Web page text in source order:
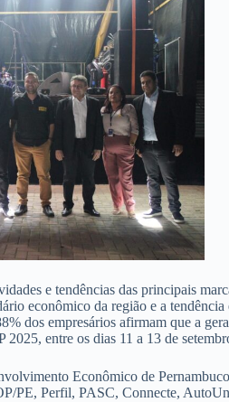
e tendências das principais
econômico da região e a
dos empresários afirmam que a
2025, entre os dias 11 a 13 de
Econômico de
PE, Perfil, PASC, Connecte,